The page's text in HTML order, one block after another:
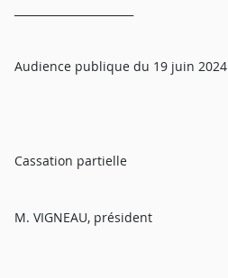
Audience publique du 19 juin 2024
Cassation partielle
M. VIGNEAU, président